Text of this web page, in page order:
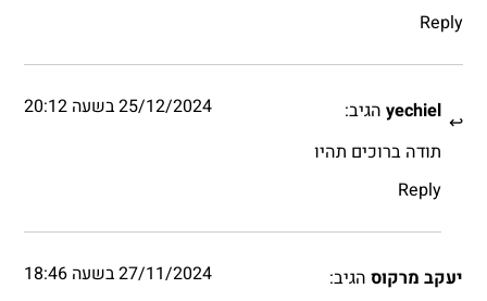
Reply
yechiel הגיב:
25/12/2024 בשעה 20:12
תודה ברוכים תהיו
Reply
יעקב מרקוס הגיב:
27/11/2024 בשעה 18:46